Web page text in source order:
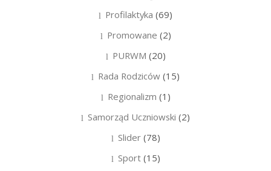
Profilaktyka (69)
Promowane (2)
PURWM (20)
Rada Rodziców (15)
Regionalizm (1)
Samorząd Uczniowski (2)
Slider(78)
Sport(15)